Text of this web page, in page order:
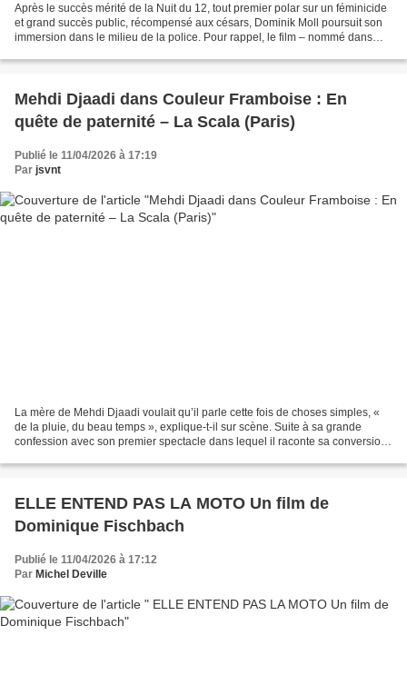
Après le succès mérité de la Nuit du 12, tout premier polar sur un féminicide
et grand succès public, récompensé aux césars, Dominik Moll poursuit son
immersion dans le milieu de la police. Pour rappel, le film – nommé dans
Mehdi Djaadi dans Couleur Framboise : En
quête de paternité – La Scala (Paris)
Publié le 11/04/2026 à 17:19
Par jsvnt
La mère de Mehdi Djaadi voulait qu’il parle cette fois de choses simples, «
de la pluie, du beau temps », explique-t-il sur scène. Suite à sa grande
confession avec son premier spectacle dans lequel il raconte sa conversion
ELLE ENTEND PAS LA MOTO Un film de
Dominique Fischbach
Publié le 11/04/2026 à 17:12
Par Michel Deville